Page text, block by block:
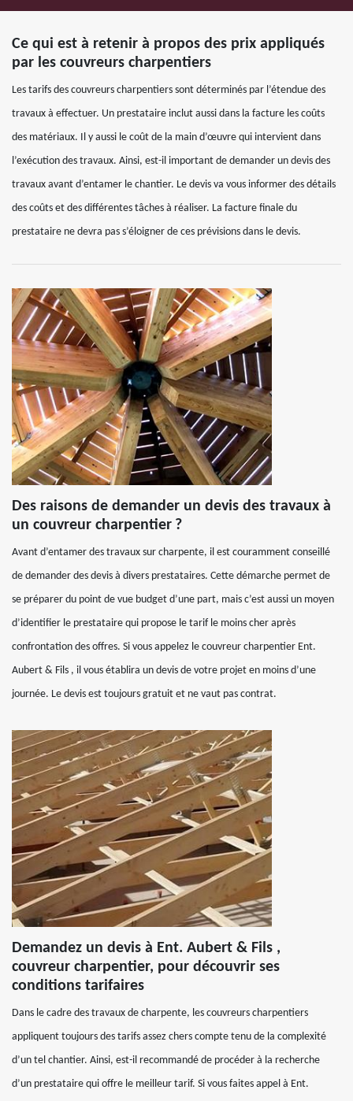
Ce qui est à retenir à propos des prix appliqués
par les couvreurs charpentiers
Les tarifs des couvreurs charpentiers sont déterminés par l’étendue des
travaux à effectuer. Un prestataire inclut aussi dans la facture les coûts
des matériaux. Il y aussi le coût de la main d’œuvre qui intervient dans
l’exécution des travaux. Ainsi, est-il important de demander un devis des
travaux avant d’entamer le chantier. Le devis va vous informer des détails
des coûts et des différentes tâches à réaliser. La facture finale du
prestataire ne devra pas s’éloigner de ces prévisions dans le devis.
Des raisons de demander un devis des travaux à
un couvreur charpentier ?
Avant d’entamer des travaux sur charpente, il est couramment conseillé
de demander des devis à divers prestataires. Cette démarche permet de
se préparer du point de vue budget d’une part, mais c’est aussi un moyen
d’identifier le prestataire qui propose le tarif le moins cher après
confrontation des offres. Si vous appelez le couvreur charpentier Ent.
Aubert & Fils , il vous établira un devis de votre projet en moins d’une
journée. Le devis est toujours gratuit et ne vaut pas contrat.
Demandez un devis à Ent. Aubert & Fils ,
couvreur charpentier, pour découvrir ses
conditions tarifaires
Dans le cadre des travaux de charpente, les couvreurs charpentiers
appliquent toujours des tarifs assez chers compte tenu de la complexité
d’un tel chantier. Ainsi, est-il recommandé de procéder à la recherche
d’un prestataire qui offre le meilleur tarif. Si vous faites appel à Ent.